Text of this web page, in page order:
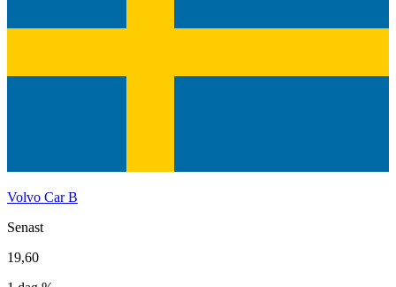
Volvo Car B
Senast
19,60